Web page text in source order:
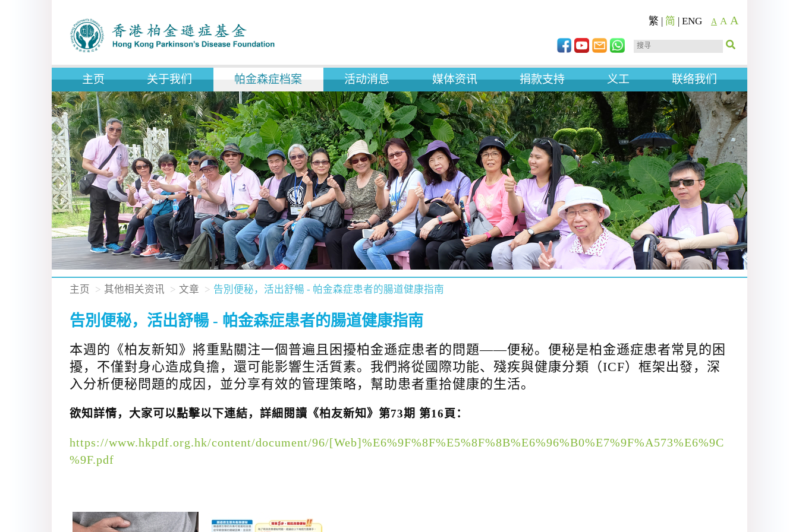
繁 | 简 | ENG A A A
主页 关于我们 帕金森症档案 活动消息 媒体资讯 捐款支持 义工 联络我们
主页 其他相关资讯 文章 告別便秘，活出舒暢 - 帕金森症患者的腸道健康指南
告別便秘，活出舒暢 - 帕金森症患者的腸道健康指南
本週的《柏友新知》將重點關注一個普遍且困擾柏金遜症患者的問題——便秘。便秘是柏金遜症患者常見的困
擾，不僅對身心造成負擔，還可能影響生活質素。我們將從國際功能、殘疾與健康分類（ICF）框架出發，深
入分析便秘問題的成因，並分享有效的管理策略，幫助患者重拾健康的生活。
欲知詳情，大家可以點擊以下連結，詳細閱讀《柏友新知》第73期 第16頁：
https://www.hkpdf.org.hk/content/document/96/[Web]%E6%9F%8F%E5%8F%8B%E6%96%B0%E7%9F%A573%E6%9C
%9F.pdf